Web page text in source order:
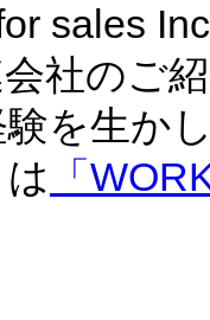
sales
社のご
を生か
「